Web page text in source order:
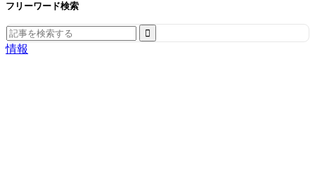
フリーワード検索
Search
for:
情報